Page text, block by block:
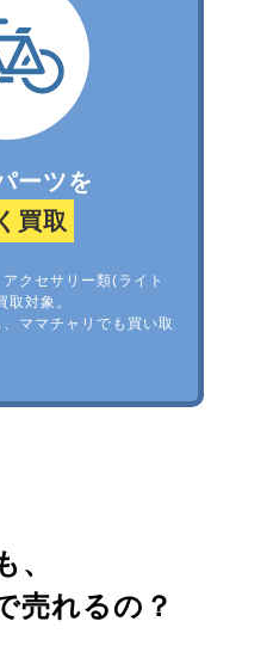
ーツを
買取
クセサリー類(ライト
対象。
ママチャリでも買い取
、
売れるの？